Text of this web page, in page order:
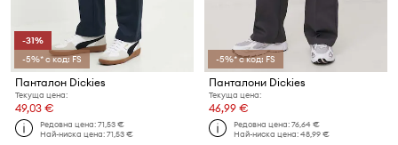
-31%
-5%* с код: FS
Панталон Dickies
Текуща цена:
49,03 €
Редовна цена:71,53 €
Най-ниска цена:71,53 €
-5%* с код: FS
Панталони Dickies
Текуща цена:
46,99 €
Редовна цена:76,64 €
Най-ниска цена:48,99 €